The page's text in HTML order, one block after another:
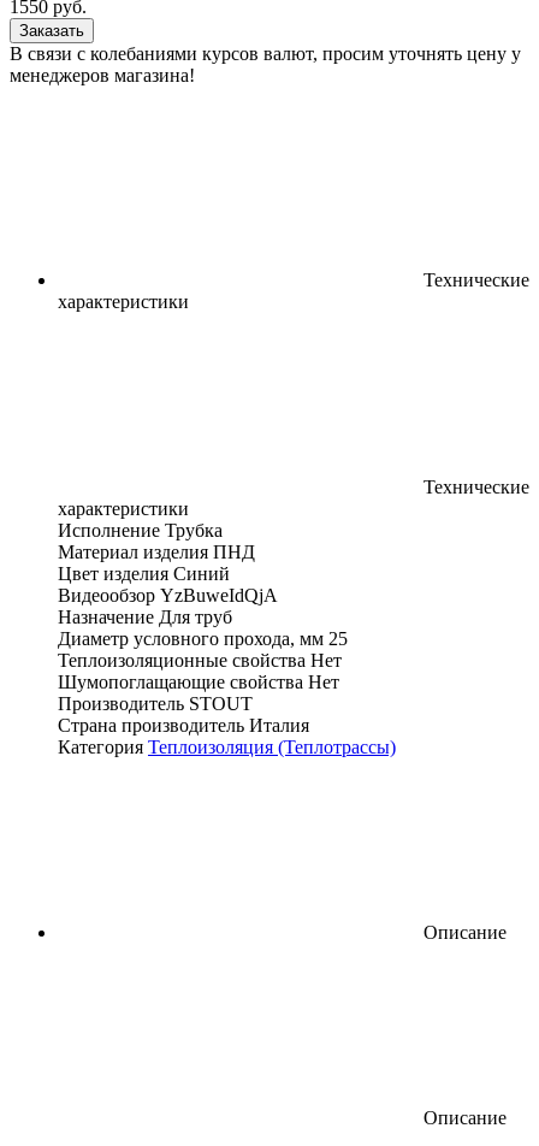
1550 руб.
Заказать
В связи с колебаниями курсов валют, просим уточнять цену у
менеджеров магазина!
Технические
характеристики
Технические
характеристики
Исполнение Трубка
Материал изделия ПНД
Цвет изделия Синий
Видеообзор YzBuweIdQjA
Назначение Для труб
Диаметр условного прохода, мм 25
Теплоизоляционные свойства Нет
Шумопоглащающие свойства Нет
Производитель STOUT
Страна производитель Италия
Категория Теплоизоляция (Теплотрассы)
Описание
Описание